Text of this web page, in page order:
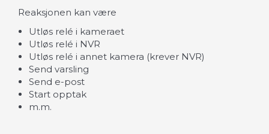
Reaksjonen kan være
Utløs relé i kameraet
Utløs relé i NVR
Utløs relé i annet kamera (krever NVR)
Send varsling
Send e-post
Start opptak
m.m.